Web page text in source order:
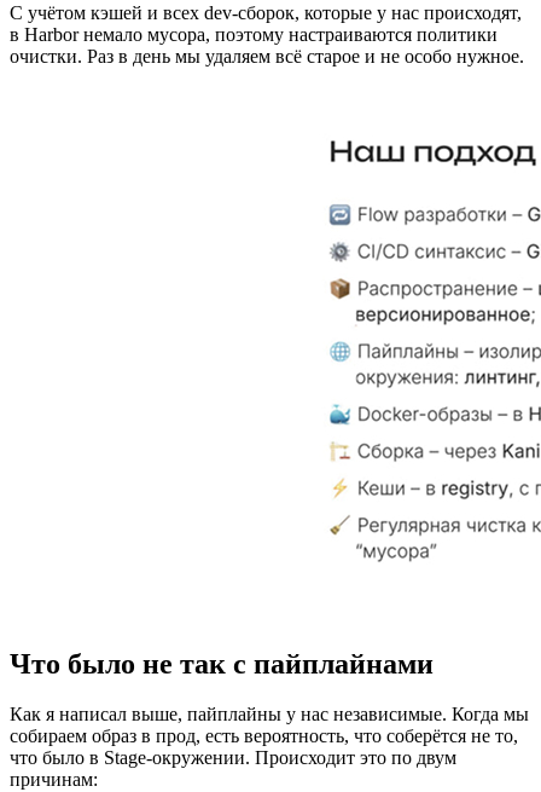
С учётом кэшей и всех dev-сборок, которые у нас происходят,
в Harbor немало мусора, поэтому настраиваются политики
очистки. Раз в день мы удаляем всё старое и не особо нужное.
Что было не так с пайплайнами
Как я написал выше, пайплайны у нас независимые. Когда мы
собираем образ в прод, есть вероятность, что соберётся не то,
что было в Stage-окружении. Происходит это по двум
причинам: